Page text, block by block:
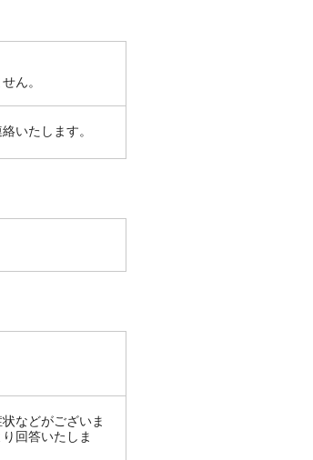
ん。
いたします。
などがございま
回答いたしま